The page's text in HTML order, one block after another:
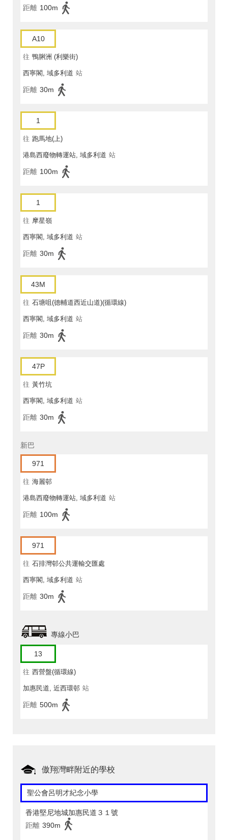
距離 100m
A10
往 鴨脷洲 (利樂街)
西寧閣, 域多利道 站
距離 30m
1
往 跑馬地(上)
港島西廢物轉運站, 域多利道 站
距離 100m
1
往 摩星嶺
西寧閣, 域多利道 站
距離 30m
43M
往 石塘咀(德輔道西近山道)(循環線)
西寧閣, 域多利道 站
距離 30m
47P
往 黃竹坑
西寧閣, 域多利道 站
距離 30m
新巴
971
往 海麗邨
港島西廢物轉運站, 域多利道 站
距離 100m
971
往 石排灣邨公共運輸交匯處
西寧閣, 域多利道 站
距離 30m
專線小巴
13
往 西營盤(循環線)
加惠民道, 近西環邨 站
距離 500m
傲翔灣畔附近的學校
聖公會呂明才紀念小學
香港堅尼地城加惠民道３１號
距離 390m